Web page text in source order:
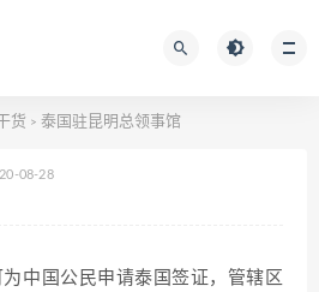
货 > 泰国驻昆明总领事馆
08-28
中国公民申请泰国签证，管辖区